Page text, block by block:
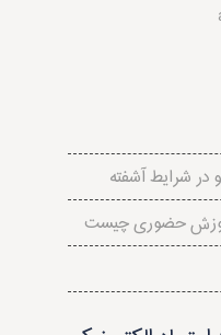
در شرايط آشفته
حضوری چیست